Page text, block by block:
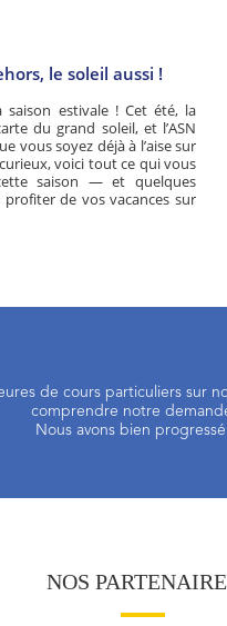
le soleil aussi !
saison estivale ! Cet été, la
du grand soleil, et l’ASN
vous soyez déjà à l’aise sur
voici tout ce qui vous
saison — et quelques
de vos vacances sur
de cours particuliers sur
comprendre notre
Nous avons bien
NOS